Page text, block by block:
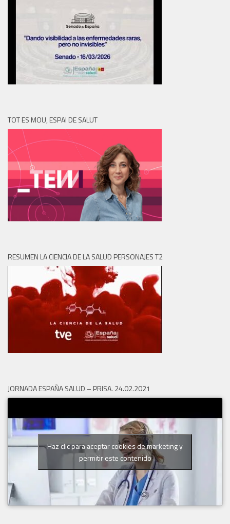
TOT ES MOU, ESPAI DE SALUT
RESUMEN LA CIENCIA DE LA SALUD PERSONAJES T2
JORNADA ESPAÑA SALUD – PRISA. 24.02.2021
Haz clic para aceptar cookies de marketing y
permitir este contenido